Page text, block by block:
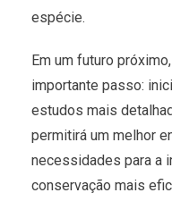
espécie.
Em um futuro
importante passo:
estudos mais
permitirá um melhor
necessidades para a
conservação mais